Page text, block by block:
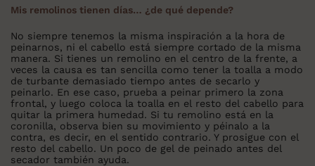
Mis remolinos tienen días… ¿de qué depende?
No siempre tenemos la misma inspiración a la hora de
peinarnos, ni el cabello está siempre cortado de la misma
manera. Si tienes un remolino en el centro de la frente, a
veces la causa es tan sencilla como tener la toalla a modo
de turbante demasiado tiempo antes de secarlo y
peinarlo. En ese caso, prueba a peinar primero la zona
frontal, y luego coloca la toalla en el resto del cabello para
quitar la primera humedad. Si tu remolino está en la
coronilla, observa bien su movimiento y péinalo a la
contra, es decir, en el sentido contrario. Y prosigue con el
resto del cabello. Un poco de gel de peinado antes del
secador también ayuda.